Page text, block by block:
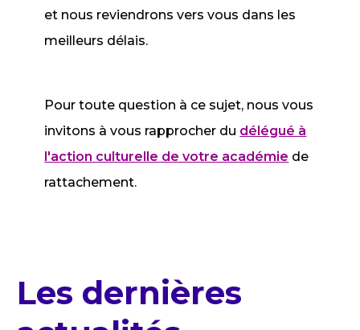
et nous reviendrons vers vous dans les
meilleurs délais.
Pour toute question à ce sujet, nous vous
invitons à vous rapprocher du délégué à
l'action culturelle de votre académie de
rattachement.
Les dernières